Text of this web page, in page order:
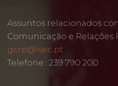
Assuntos relacionados
Comunicação e Relações
gcrp@isec.pt
Telefone : 239 790 200